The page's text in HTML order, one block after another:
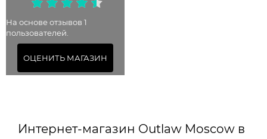
На основе отзывов 1
пользователей.
ОЦЕНИТЬ МАГАЗИН
Интернет-магазин Outlaw Moscow в